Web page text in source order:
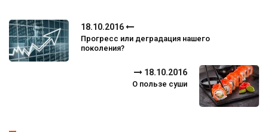
18.10.2016
Прогресс или деградация нашего
поколения?
18.10.2016
О пользе суши